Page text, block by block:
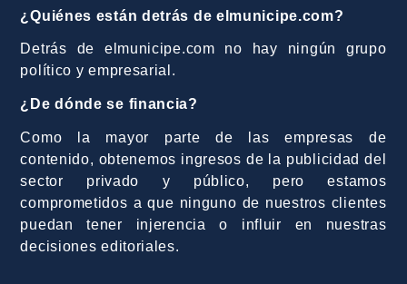
¿Quiénes están detrás de elmunicipe.com?
Detrás de elmunicipe.com no hay ningún grupo
político y empresarial.
¿De dónde se financia?
Como la mayor parte de las empresas de
contenido, obtenemos ingresos de la publicidad del
sector privado y público, pero estamos
comprometidos a que ninguno de nuestros clientes
puedan tener injerencia o influir en nuestras
decisiones editoriales.